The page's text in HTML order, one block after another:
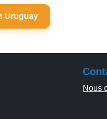
Uruguay
Nous